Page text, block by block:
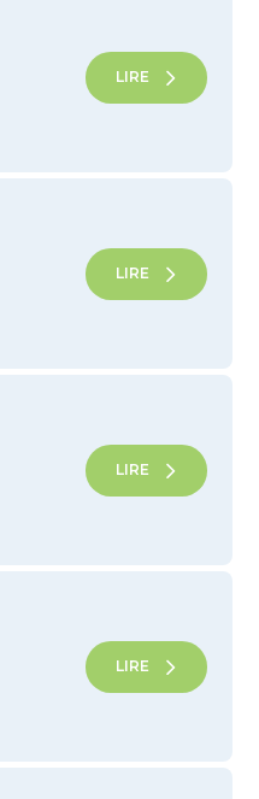
LIRE
LIRE
LIRE
LIRE